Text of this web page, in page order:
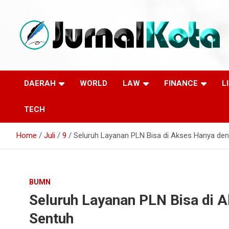
content
JURNALKOTA.NET
DAERAH WORLD LAW FINANCE
TECH
Home Juli 9 Seluruh Layanan PLN Bisa di Akses Hanya
BUMN
Seluruh Layanan PLN Bisa di
Sentuh